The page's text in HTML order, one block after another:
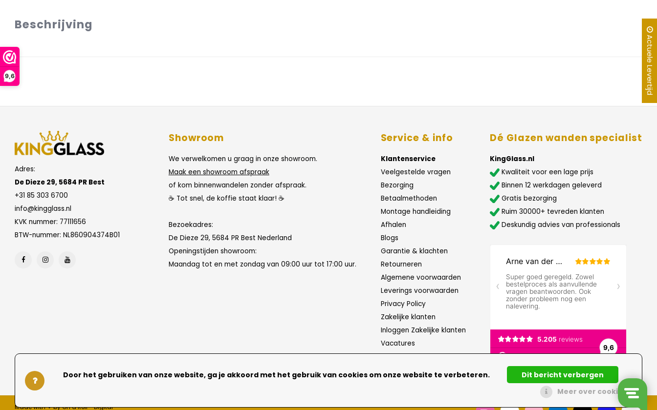
9,6
Beschrijving
Adres:
De Dieze 29, 5684 PR Best
+31 85 303 6700
info@kingglass.nl
KVK nummer: 77111656
BTW-nummer: NL860904374B01
Showroom
We verwelkomen u graag in onze showroom.
Maak een showroom afspraak
of kom binnenwandelen zonder afspraak.
☕ Tot snel, de koffie staat klaar! ☕
Bezoekadres:
De Dieze 29, 5684 PR Best Nederland
Openingstijden showroom:
Maandag tot en met zondag van 09:00 uur tot 17:00 uur.
Service & info
Klantenservice
Veelgestelde vragen
Bezorging
Betaalmethoden
Montage handleiding
Afhalen
Blogs
Garantie & klachten
Retourneren
Algemene voorwaarden
Leverings voorwaarden
Privacy Policy
Zakelijke klanten
Inloggen Zakelijke klanten
Vacatures
Dé Glazen wanden specialist
KingGlass.nl
Kwaliteit voor een lage prijs
Binnen 12 werkdagen geleverd
Gratis bezorging
Ruim 30000+ tevreden klanten
Deskundig advies van professionals
Made with ❤ by On a Roll - Digital
Actuele Levertijd
Door het gebruiken van onze website, ga je akkoord met het gebruik van cookies om onze website te verbeteren.
Dit bericht verbergen
Meer over cookies »